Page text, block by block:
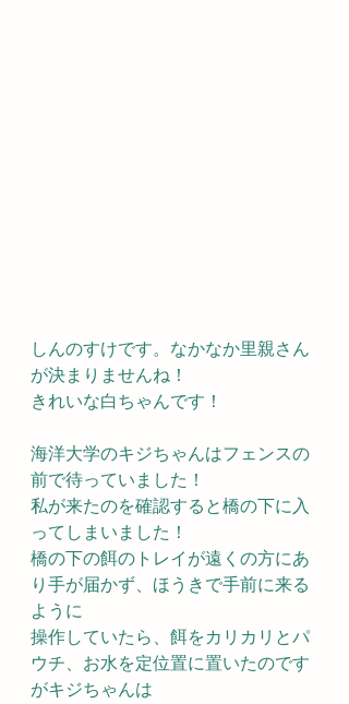
しんのすけです。なかなか里親さん
が決まりませんね！
きれいな白ちゃんです！
海洋大学のキジちゃんはフェンスの
前で待っていました！
私が来たのを確認すると橋の下に入
ってしまいました！
橋の下の餌のトレイが遠くの方にあ
り手が届かず、ほうきで手前に来る
ように
操作していたら、餌をカリカリとパ
ウチ、お水を定位置に置いたのです
がキジちゃんは